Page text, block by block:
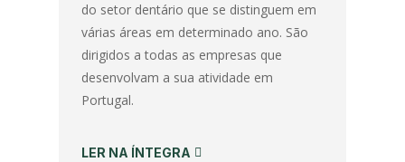
do setor dentário que se distinguem em
várias áreas em determinado ano. São
dirigidos a todas as empresas que
desenvolvam a sua atividade em
Portugal.
LER NA ÍNTEGRA